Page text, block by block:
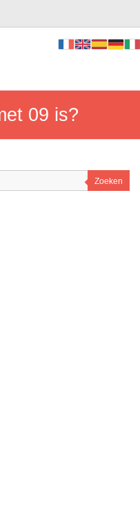
09 is?
Zoeken